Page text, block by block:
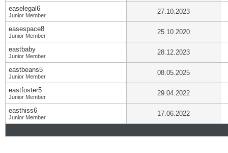
easelegal6
Junior Member 27.10.2023
easespace8
Junior Member 25.10.2020
eastbaby
Junior Member 28.12.2023
eastbeans5
Junior Member 08.05.2025
eastfoster5
Junior Member 29.04.2022
easthiss6
Junior Member 17.06.2022